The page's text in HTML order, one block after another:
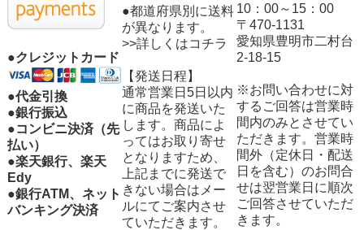
●クレジットカード
●代金引換
●銀行振込
●コンビニ決済（先
払い）
●楽天銀行、楽天
Edy
●銀行ATM、ネット
バンキング決済
●都道府県別に送料
が異なります。
>>詳しくはコチラ
【発送日程】
通常営業日5日以内
に商品を発送いた
します。商品によ
ってはお取り寄せ
となりますため、
上記までに発送で
きない場合はメー
ルにてご案内させ
ていただきます。
10：00～15：00
〒470-1131
愛知県豊明市二村台
2-18-15
※お問い合わせに対
するご回答は営業時
間内のみとさせてい
ただきます。営業時
間外（定休日・配送
日を含む）のお問合
せは翌営業日に順次
ご回答させていただ
きます。